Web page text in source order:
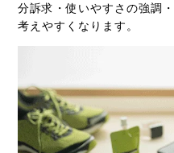
分訴求・使いやすさの強調
考えやすくなります。